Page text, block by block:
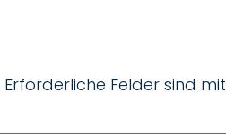
Erforderliche Felder sind mit